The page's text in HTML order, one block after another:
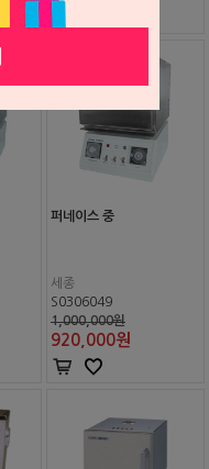
퍼네이스 중
세종
S0306049
1,000,000원
920,000원